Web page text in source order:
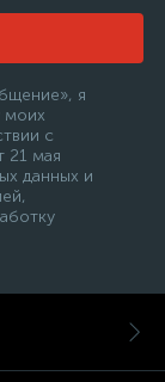
я
моих
с
21 мая
данных и